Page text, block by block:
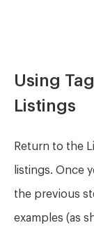
Using
Listings
Return to the
listings. Once
the previous
examples (as